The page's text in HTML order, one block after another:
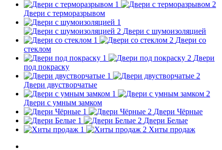
Двери с терморазрывом
Двери с шумоизоляцией
Двери со
стеклом
Двери
под покраску
Двери двустворчатые
Двери с умным замком
Двери Чёрные
Двери Белые
Хиты продаж